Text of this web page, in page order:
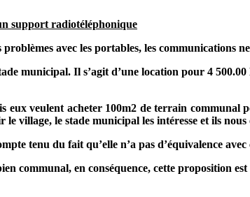
support radiotéléphonique
avec les portables, les communications
municipal. Il s’agit d’une location pour 4
veulent acheter 100m2 de terrain
le stade municipal les intéresse et ils nous
tenu du fait qu’elle n’a pas d’équivalence
communal, en conséquence, cette proposition est